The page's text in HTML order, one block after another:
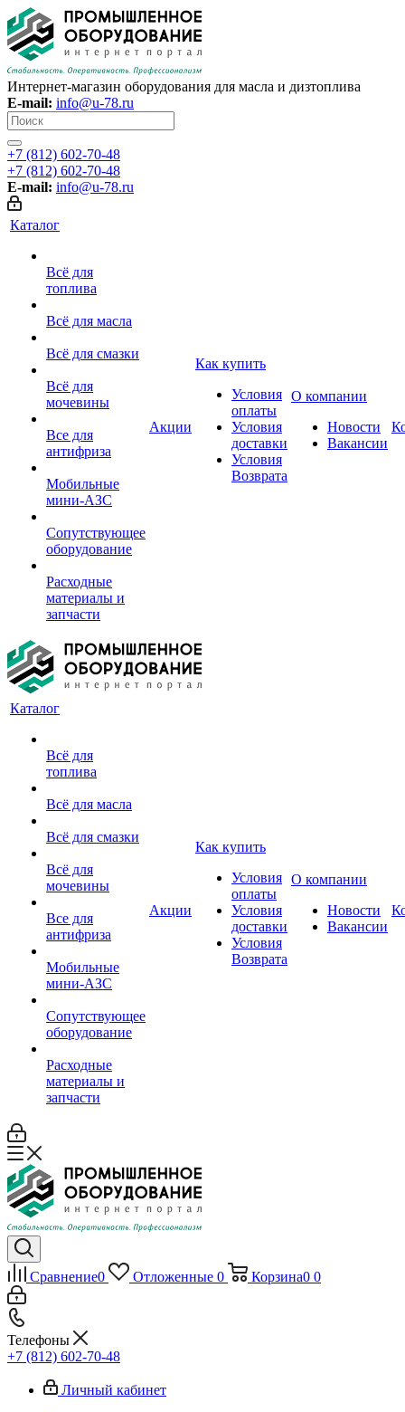
Интернет-магазин оборудования для масла и дизтоплива
E-mail: info@u-78.ru
+7 (812) 602-70-48
+7 (812) 602-70-48
E-mail: info@u-78.ru
Каталог
Всё для
топлива
Всё для масла
Всё для смазки
Всё для
мочевины
Все для
антифриза
Мобильные
мини-АЗС
Сопутствующее
оборудование
Расходные
материалы и
запчасти
Акции
Как купить
Условия
оплаты
Условия
доставки
Условия
Возврата
О компании
Новости
Вакансии
Каталог
Всё для
топлива
Всё для масла
Всё для смазки
Всё для
мочевины
Все для
антифриза
Мобильные
мини-АЗС
Сопутствующее
оборудование
Расходные
материалы и
запчасти
Акции
Как купить
Условия
оплаты
Условия
доставки
Условия
Возврата
О компании
Новости
Вакансии
Сравнение0 Отложенные 0 Корзина0 0
Телефоны
+7 (812) 602-70-48
Личный кабинет